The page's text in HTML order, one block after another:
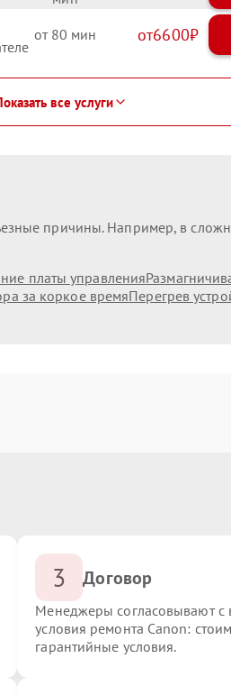
80 6600
все услуги
причины. Например, в
платы управления
за коркое времяПерегрев
3 Договор
Менеджеры согласовывают с
условия ремонта Canon:
гарантийные условия.